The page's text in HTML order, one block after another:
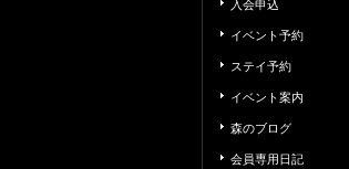
入会申込
イベント予約
ステイ予約
イベント案内
森のブログ
会員専用日記